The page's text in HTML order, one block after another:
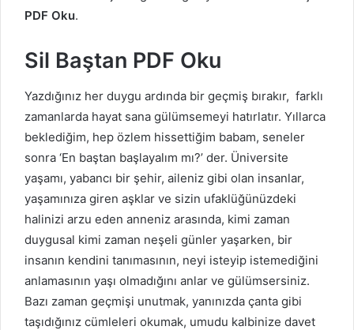
PDF Oku.
Sil Baştan PDF Oku
Yazdığınız her duygu ardında bir geçmiş bırakır, farklı
zamanlarda hayat sana gülümsemeyi hatırlatır. Yıllarca
beklediğim, hep özlem hissettiğim babam, seneler
sonra ‘En baştan başlayalım mı?’ der. Üniversite
yaşamı, yabancı bir şehir, aileniz gibi olan insanlar,
yaşamınıza giren aşklar ve sizin ufaklüğünüzdeki
halinizi arzu eden anneniz arasında, kimi zaman
duygusal kimi zaman neşeli günler yaşarken, bir
insanın kendini tanımasının, neyi isteyip istemediğini
anlamasının yaşı olmadığını anlar ve gülümsersiniz.
Bazı zaman geçmişi unutmak, yanınızda çanta gibi
taşıdığınız cümleleri okumak, umudu kalbinize davet